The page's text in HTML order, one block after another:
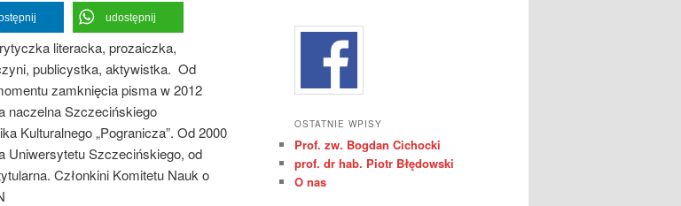
udostępnij
literacka, prozaiczka,
publicystka, aktywistka. Od
zamknięcia pisma w 2012
naczelna Szczecińskiego
Kulturalnego „Pogranicza”. Od 2000
Uniwersytetu Szczecińskiego, od
Członkini Komitetu Nauk o
OSTATNIE WPISY
Prof. zw. Bogdan Cichocki
prof. dr hab. Piotr Błędowski
O nas